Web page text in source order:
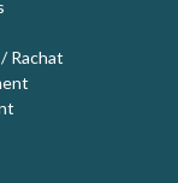
Rachat